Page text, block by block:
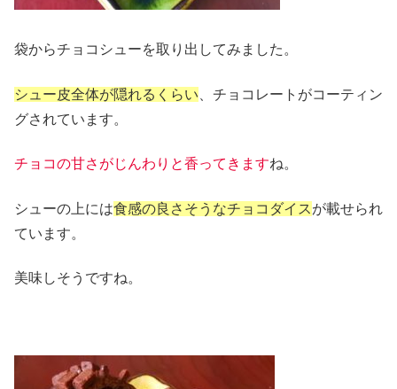
袋からチョコシューを取り出してみました。
シュー皮全体が隠れるくらい 、チョコレートがコーティン
グされています。
チョコの甘さがじんわりと香ってきますね。
シューの上には食感の良さそうなチョコダイスが載せられ
ています。
美味しそうですね。